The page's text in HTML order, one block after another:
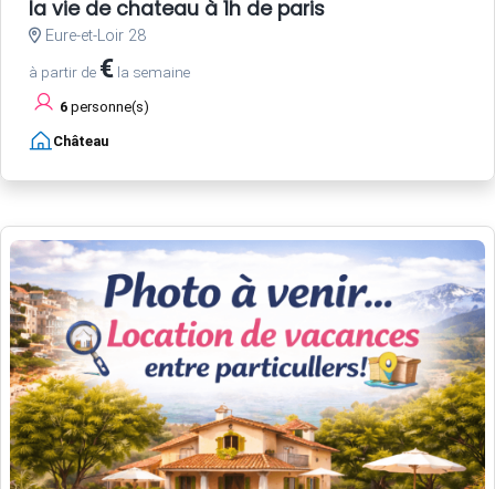
la vie de chateau à 1h de paris
Eure-et-Loir 28
à partir de € la semaine
6 personne(s)
Château